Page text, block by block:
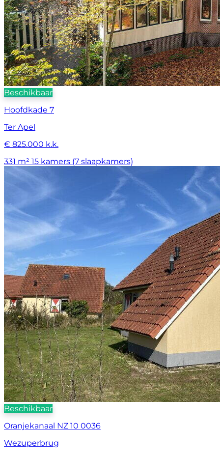
Beschikbaar
Hoofdkade 7
Ter Apel
€ 825.000 k.k.
331 m² 15 kamers (7 slaapkamers)
Beschikbaar
Oranjekanaal NZ 10 0036
Wezuperbrug